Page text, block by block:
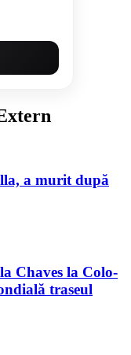
a murit după
Chaves la Colo-
traseul